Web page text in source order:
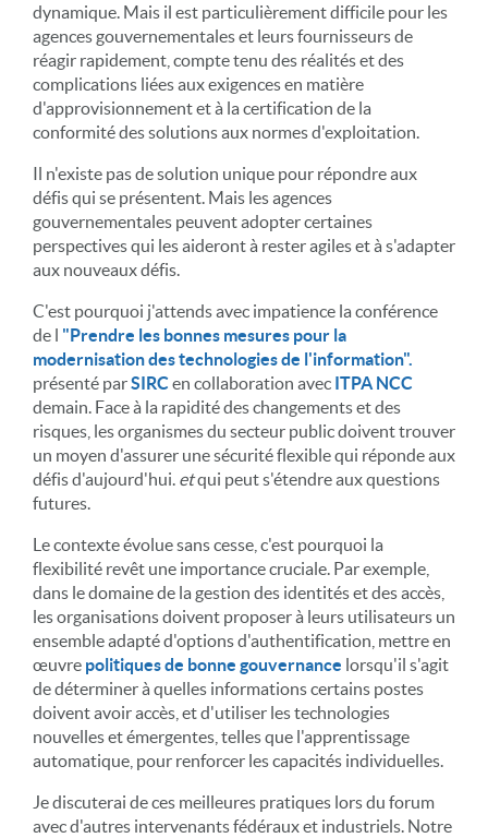
dynamique. Mais il est particulièrement difficile pour les
agences gouvernementales et leurs fournisseurs de
réagir rapidement, compte tenu des réalités et des
complications liées aux exigences en matière
d'approvisionnement et à la certification de la
conformité des solutions aux normes d'exploitation.
Il n'existe pas de solution unique pour répondre aux
défis qui se présentent. Mais les agences
gouvernementales peuvent adopter certaines
perspectives qui les aideront à rester agiles et à s'adapter
aux nouveaux défis.
C'est pourquoi j'attends avec impatience la conférence
de l "Prendre les bonnes mesures pour la
modernisation des technologies de l'information".
présenté parSIRCen collaboration avec ITPA NCC
demain. Face à la rapidité des changements et des
risques, les organismes du secteur public doivent trouver
un moyen d'assurer une sécurité flexible qui réponde aux
défis d'aujourd'hui. etqui peut s'étendre aux questions
futures.
Le contexte évolue sans cesse, c'est pourquoi la
flexibilité revêt une importance cruciale. Par exemple,
dans le domaine de la gestion des identités et des accès,
les organisations doivent proposer à leurs utilisateurs un
ensemble adapté d'options d'authentification, mettre en
œuvre politiques de bonne gouvernance lorsqu'il s'agit
de déterminer à quelles informations certains postes
doivent avoir accès, et d'utiliser les technologies
nouvelles et émergentes, telles que l'apprentissage
automatique, pour renforcer les capacités individuelles.
Je discuterai de ces meilleures pratiques lors du forum
avec d'autres intervenants fédéraux et industriels. Notre